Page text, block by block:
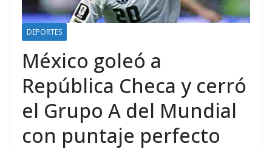
DEPORTES
México goleó a
República Checa y cerró
el Grupo A del Mundial
con puntaje perfecto